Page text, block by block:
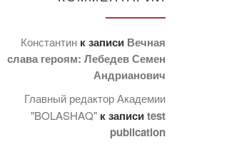
Константин к записи Вечная
слава героям: Лебедев Семен
Андрианович
Главный редактор Академии
"BOLASHAQ" к записиtest
publication